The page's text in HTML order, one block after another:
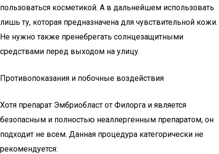
пользоваться косметикой. А в дальнейшем использовать
лишь ту, которая предназначена для чувствительной кожи.
Не нужно также пренебрегать солнцезащитными
средствами перед выходом на улицу.
Противопоказания и побочные воздействия
Хотя препарат Эмбриобласт от Филорга и является
безопасным и полностью неаллергенным препаратом, он
подходит не всем. Данная процедура категорически не
рекомендуется: